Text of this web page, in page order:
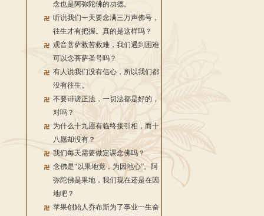
念也是阿弥陀佛的功德。
听说我们一天要念满三万声佛号，
往生才有把握。真的是这样吗？
观音菩萨救苦救难，我们遇到困难
可以念菩萨圣号吗？
有人说我们没有信心，所以我们都
没有往生。
不要诽谤正法，一切法都是好的，
对吗？
为什么十九愿有临终接引相，而十
八愿却没有？
我们每天需要做定课念佛吗？
念佛是“以果地觉，为因地心”。阿
弥陀佛是果地，我们现在还是在因
地吧？
苹果创始人乔布斯为了事业一生奋